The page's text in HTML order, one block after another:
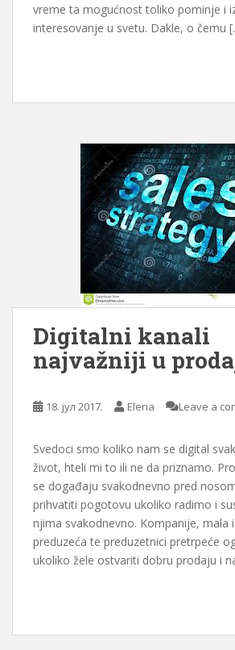
vreme ta mogućnost toliko pominje i
interesovanje u svetu. Dakle, o čemu
Digitalni kanali
najvažniji u
18. јул 2017. Elena Leave a
Svedoci smo koliko nam se digital
život, hteli mi to ili ne da priznamo.
se događaju svakodnevno pred
prihvatiti pogotovu ukoliko radimo i
njima svakodnevno. Kompanije, mala
preduzeća te preduzetnici pretrpeće
ukoliko žele ostvariti dobru prodaju i